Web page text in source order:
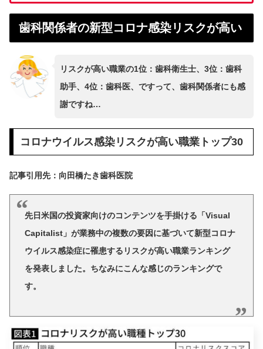
歯科関係者の新型コロナ感染リスクが高い
リスクが高い職業の1位：歯科衛生士、3位：歯科
助手、4位：歯科医、ですって、歯科関係者にも感
謝ですね…
コロナウイルス感染リスクが高い職業トップ30
記事引用先：向田橋たき歯科医院
先日米国の投資家向けのコンテンツを手掛ける「Visual
Capitalist」が業務中の複数の要因に基づいて新型コロナ
ウイルス感染症に罹患するリスクが高い職業ランキング
を発表しました。ちなみにこんな感じのランキングで
す。